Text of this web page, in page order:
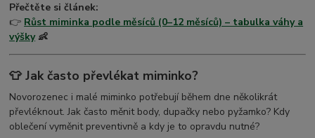
Přečtěte si článek:
👉 Růst miminka podle měsíců (0–12 měsíců) – tabulka váhy a
výšky👶
👕 Jak často převlékat miminko?
Novorozenec i malé miminko potřebují během dne několikrát
převléknout. Jak často měnit body, dupačky nebo pyžamko? Kdy
oblečení vyměnit preventivně a kdy je to opravdu nutné?